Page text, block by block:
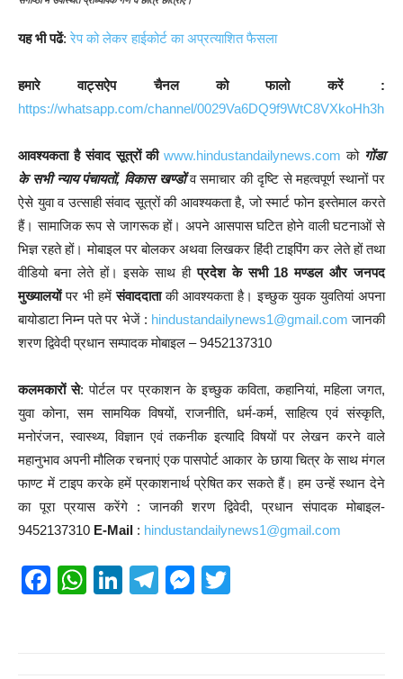
यह भी पढें:रेप को लेकर हाईकोर्ट का अप्रत्याशित फैसला
हमारे वाट्सऐप चैनल को फालो करें :
https://whatsapp.com/channel/0029Va6DQ9f9WtC8VXkoHh3h
आवश्यकता है संवाद सूत्रों की www.hindustandailynews.com को गोंडा
के सभी न्याय पंचायतों, विकास खण्डों व समाचार की दृष्टि से महत्वपूर्ण स्थानों पर
ऐसे युवा व उत्साही संवाद सूत्रों की आवश्यकता है, जो स्मार्ट फोन इस्तेमाल करते
हैं। सामाजिक रूप से जागरूक हों। अपने आसपास घटित होने वाली घटनाओं से
भिज्ञ रहते हों। मोबाइल पर बोलकर अथवा लिखकर हिंदी टाइपिंग कर लेते हों तथा
वीडियो बना लेते हों। इसके साथ हीप्रदेश के सभी 18 मण्डल और जनपद
मुख्यालयोंपर भी हमेंसंवाददाताकी आवश्यकता है। इच्छुक युवक युवतियां अपना
बायोडाटा निम्न पते पर भेजें : hindustandailynews1@gmail.com जानकी
शरण द्विवेदी प्रधान सम्पादक मोबाइल – 9452137310
कलमकारों से: पोर्टल पर प्रकाशन के इच्छुक कविता, कहानियां, महिला जगत,
युवा कोना, सम सामयिक विषयों, राजनीति, धर्म-कर्म, साहित्य एवं संस्कृति,
मनोरंजन, स्वास्थ्य, विज्ञान एवं तकनीक इत्यादि विषयों पर लेखन करने वाले
महानुभाव अपनी मौलिक रचनाएं एक पासपोर्ट आकार के छाया चित्र के साथ मंगल
फाण्ट में टाइप करके हमें प्रकाशनार्थ प्रेषित कर सकते हैं। हम उन्हें स्थान देने
का पूरा प्रयास करेंगे : जानकी शरण द्विवेदी, प्रधान संपादक मोबाइल-
9452137310 E-Mail : hindustandailynews1@gmail.com
F
W
Li
T
M